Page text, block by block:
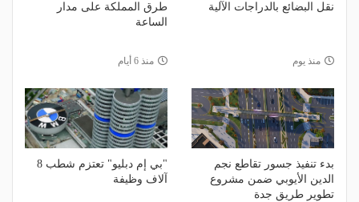
نقل البضائع بالدراجات الآلية
منذ يوم
طرق المملكة على مدار
الساعة
منذ 6 أيام
بدء تنفيذ جسور تقاطع نجم
الدين الأيوبي ضمن مشروع
تطوير طريق جدة
"بي إم دبليو" تعتزم شطب 8
آلاف وظيفة